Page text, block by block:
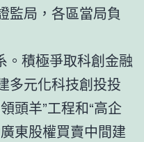
監局，各區當局負
。積極爭取科創金融
多元化科技創投投
頭羊”工程和“高企
東股權買賣中間建